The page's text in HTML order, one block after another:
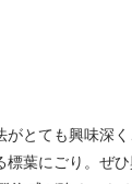
がとても興味深
標葉にごり。ぜ